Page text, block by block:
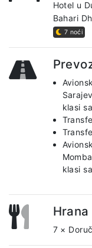
Hotel u
Bahari
7 noći
klasi
klasi
Hrana
7 ×